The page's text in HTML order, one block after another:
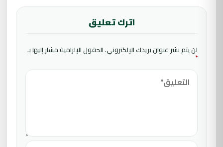
اترك تعليق
لن يتم نشر عنوان بريدك الإلكتروني.الحقول الإلزامية مشار إليها بـ
*